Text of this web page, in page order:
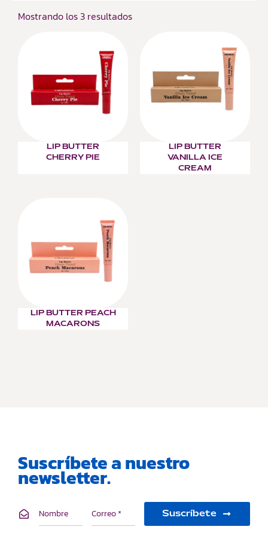
Mostrando los 3 resultados
LIP BUTTER
CHERRY PIE
LIP BUTTER
VANILLA ICE
CREAM
LIP BUTTER PEACH
MACARONS
Suscríbete a nuestro
newsletter.
Suscríbete